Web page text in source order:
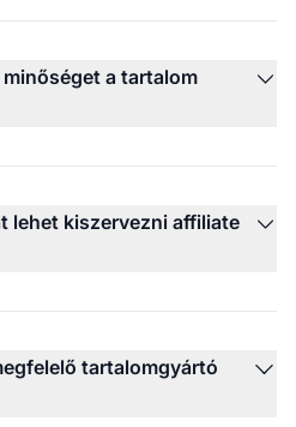
a tartalom
lehet kiszervezni affiliate
tartalomgyártó